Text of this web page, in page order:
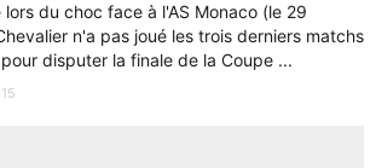
du choc face à l'AS Monaco (le 29
n'a pas joué les trois derniers matchs
disputer la finale de la Coupe ...